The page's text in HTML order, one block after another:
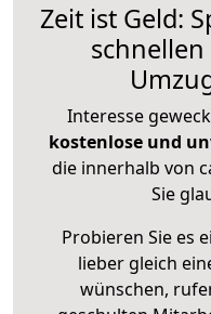
Zeit ist Geld:
Interesse
kostenlose und
die innerhalb von
Sie
Probieren Sie es
lieber gleich
wünschen,